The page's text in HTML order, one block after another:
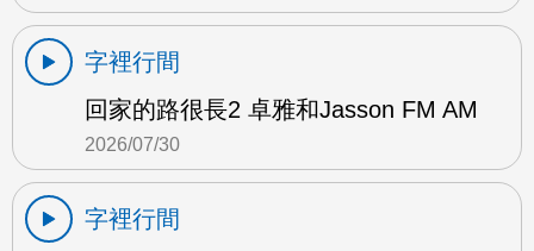
字裡行間
回家的路很長2 卓雅和Jasson FM AM
2026/07/30
字裡行間